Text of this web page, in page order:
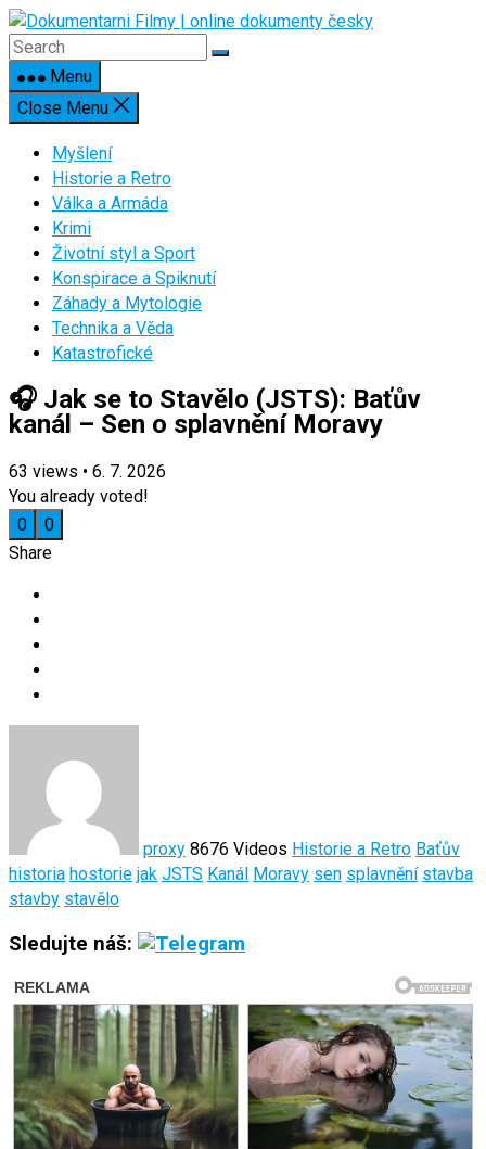
Skip
to
contentMenu
Close Menu
Myšlení
Historie a Retro
Válka a Armáda
Krimi
Životní styl a Sport
Konspirace a Spiknutí
Záhady a Mytologie
Technika a Věda
Katastrofické
🎧 Jak se to Stavělo (JSTS): Baťův
kanál – Sen o splavnění Moravy
63 views • 6. 7. 2026
You already voted!
0
0
Share
proxy 8676 Videos Historie a Retro Baťův
historia hostorie jak JSTS Kanál Moravy sen splavnění stavba
stavby stavělo
Sledujte náš: